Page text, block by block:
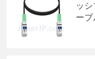
ッ
ーブ